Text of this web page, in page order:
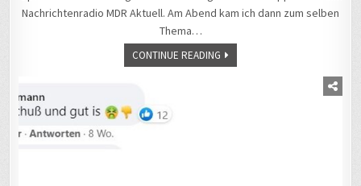
CYBERANGRIFF?
Nachrichtenradio MDR Aktuell. Am Abend kam ich dann zum selben
Thema…
CONTINUE READING